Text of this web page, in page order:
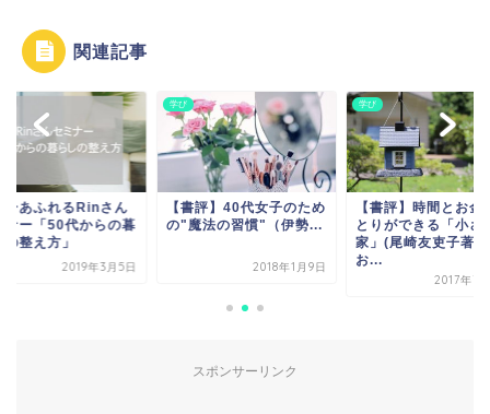
関連記事
ーあふれるRinさん
ナー「50代からの暮
の整え方」
2019年3月5日
学び
【書評】40代女子のため
の"魔法の習慣"（伊勢...
2018年1月9日
学び
【書評】時間とお金
とりができる「小さ
家」(尾崎友吏子著)
お...
2017年7
スポンサーリンク